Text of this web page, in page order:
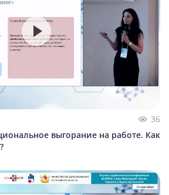
36
выгорание на работе. Как